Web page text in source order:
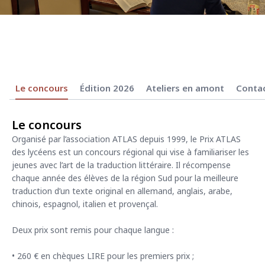
Le concours Édition 2026 Ateliers en amont
Le concours
Organisé par l’association ATLAS depuis 1999, le Prix ATLAS
des lycéens est un concours régional qui vise à familiariser les
jeunes avec l’art de la traduction littéraire. Il récompense
chaque année des élèves de la région Sud pour la meilleure
traduction d’un texte original en allemand, anglais, arabe,
chinois, espagnol, italien et provençal.
Deux prix sont remis pour chaque langue :
• 260 € en chèques LIRE pour les premiers prix ;